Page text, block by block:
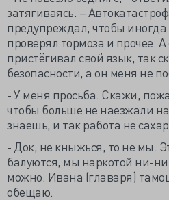
затягиваясь. –
предупреждал, чтобы иногда
проверял тормоза и прочее. А
пристёгивал свой язык, так
безопасности, а он меня не
- У меня просьба. Скажи,
чтобы больше не наезжали
знаешь, и так работа не
- Док, не кныжься, то не мы.
балуются, мы наркотой ни-
можно. Ивана (главаря)
обещаю.